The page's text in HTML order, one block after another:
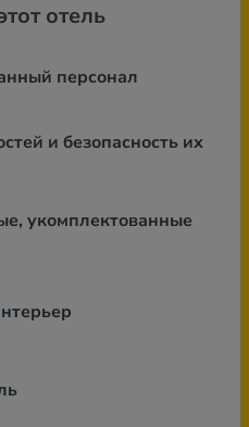
отель
персонал
и безопасность их
укомплектованные